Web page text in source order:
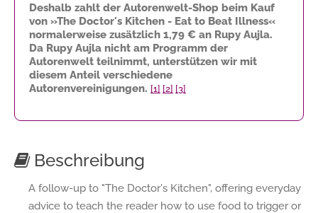
Deshalb zahlt der Autorenwelt-Shop beim Kauf
von »The Doctor's Kitchen - Eat to Beat Illness«
normalerweise zusätzlich 1,79 € an Rupy Aujla.
Da Rupy Aujla nicht am Programm der
Autorenwelt teilnimmt, unterstützen wir mit
diesem Anteil verschiedene
Autorenvereinigungen. [1] [2] [3]
Beschreibung
A follow-up to "The Doctor's Kitchen", offering everyday
advice to teach the reader how to use food to trigger or